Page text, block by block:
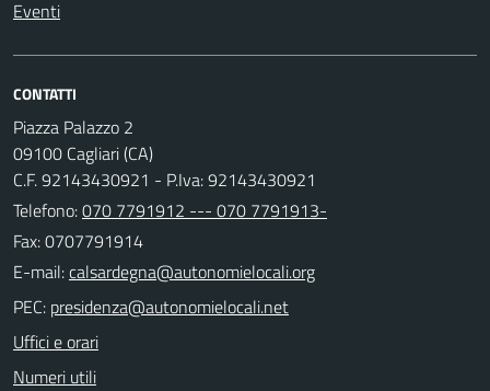
Eventi
CONTATTI
Piazza Palazzo 2
09100 Cagliari (CA)
C.F. 92143430921 - P.Iva: 92143430921
Telefono:070 7791912 --- 070 7791913-
Fax: 0707791914
E-mail:
PEC:
Uffici e orari
Numeri utili